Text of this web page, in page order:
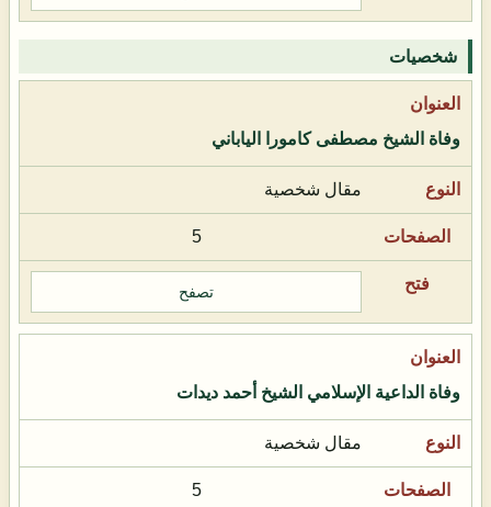
شخصيات
وفاة الشيخ مصطفى كامورا الياباني
مقال شخصية
5
تصفح
وفاة الداعية الإسلامي الشيخ أحمد ديدات
مقال شخصية
5